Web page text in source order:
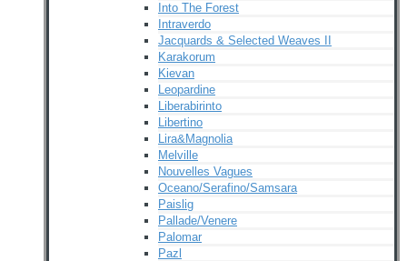
Into The Forest
Intraverdo
Jacquards & Selected Weaves II
Karakorum
Kievan
Leopardine
Liberabirinto
Libertino
Lira&Magnolia
Melville
Nouvelles Vagues
Oceano/Serafino/Samsara
Paislig
Pallade/Venere
Palomar
Pazl